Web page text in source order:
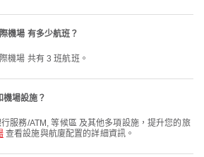
機場 有多少航班？
機場 共有 3 班航班。
場設施？
查看設施與航廈配置的詳細資訊。